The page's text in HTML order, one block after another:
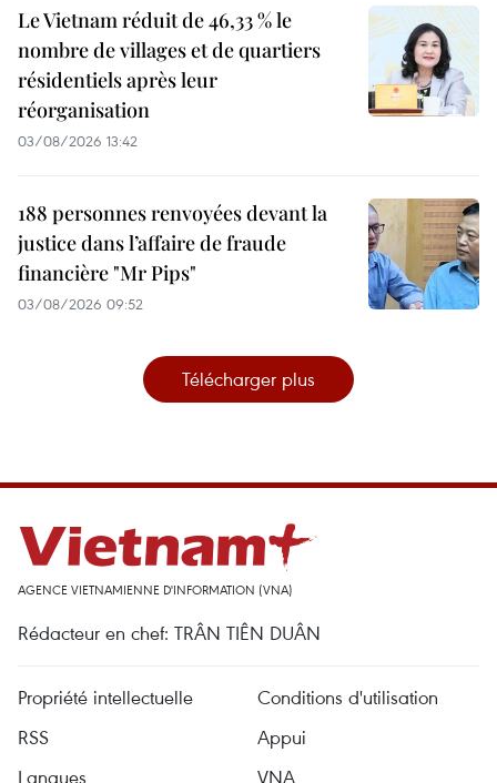
Le Vietnam réduit de 46,33 % le
nombre de villages et de quartiers
résidentiels après leur
réorganisation
03/08/2026 13:42
188 personnes renvoyées devant la
justice dans l’affaire de fraude
financière "Mr Pips"
03/08/2026 09:52
Télécharger plus
AGENCE VIETNAMIENNE D'INFORMATION (VNA)
Rédacteur en chef: TRÂN TIÊN DUÂN
Propriété intellectuelle
Conditions d'utilisation
RSS
Appui
Langues
VNA